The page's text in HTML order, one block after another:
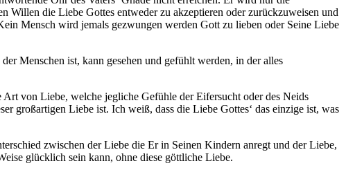
Willen die Liebe Gottes entweder zu akzeptieren oder zurückzuweisen und
Mensch wird jemals gezwungen werden Gott zu lieben oder Seine Liebe
Menschen ist, kann gesehen und gefühlt werden, in der alles
von Liebe, welche jegliche Gefühle der Eifersucht oder des Neids
großartigen Liebe ist. Ich weiß, dass die Liebe Gottes‘ das einzige ist, was
zwischen der Liebe die Er in Seinen Kindern anregt und der Liebe,
glücklich sein kann, ohne diese göttliche Liebe.